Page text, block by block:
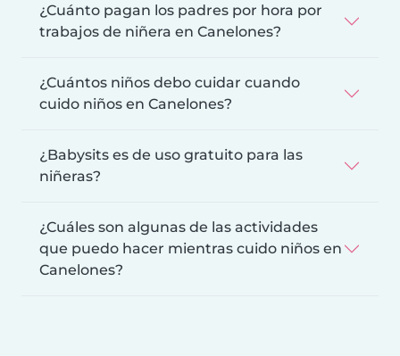
¿Cuánto pagan los padres por hora por
trabajos de niñera en Canelones?
¿Cuántos niños debo cuidar cuando
cuido niños en Canelones?
¿Babysits es de uso gratuito para las
niñeras?
¿Cuáles son algunas de las actividades
que puedo hacer mientras cuido niños en
Canelones?